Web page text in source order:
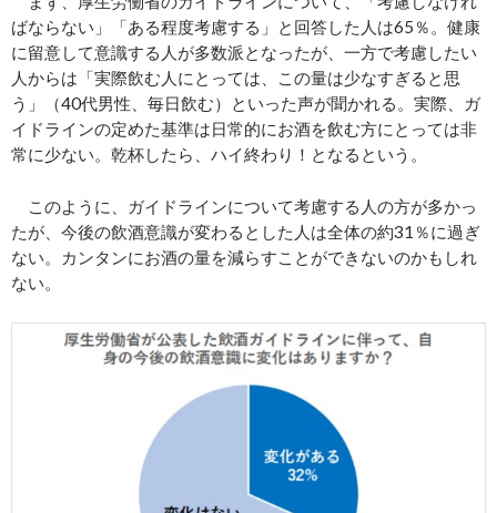
ばならない」「ある程度考慮する」と回答した人は65％。健康
に留意して意識する人が多数派となったが、一方で考慮したい
人からは「実際飲む人にとっては、この量は少なすぎると思
う」（40代男性、毎日飲む）といった声が聞かれる。実際、ガ
イドラインの定めた基準は日常的にお酒を飲む方にとっては非
常に少ない。乾杯したら、ハイ終わり！となるという。
このように、ガイドラインについて考慮する人の方が多かっ
たが、今後の飲酒意識が変わるとした人は全体の約31％に過ぎ
ない。カンタンにお酒の量を減らすことができないのかもしれ
ない。